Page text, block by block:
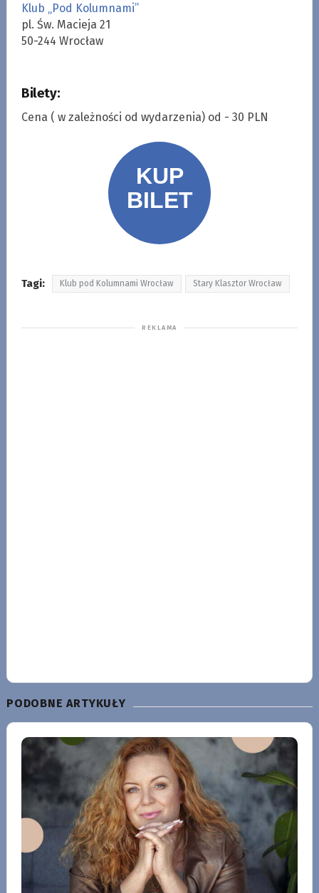
Klub „Pod Kolumnami”
pl. Św. Macieja 21
50-244 Wrocław
Bilety:
Cena ( w zależności od wydarzenia) od - 30 PLN
Tagi: Klub pod Kolumnami Wrocław Stary Klasztor Wrocław
PODOBNE ARTYKUŁY